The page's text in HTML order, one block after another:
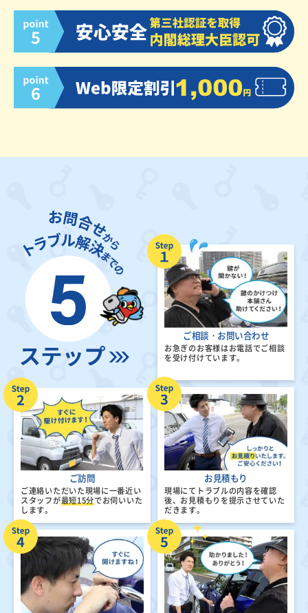
ご相談・お問い合わせ
お急ぎのお客様はお電話でご相談
を受け付けています。
ご訪問
ご連絡いただいた現場に一番近い
スタッフが最短15分でお伺いいた
します。
お見積もり
現場にてトラブルの内容を確認
後、 お見積もりを提示させていた
だきます。